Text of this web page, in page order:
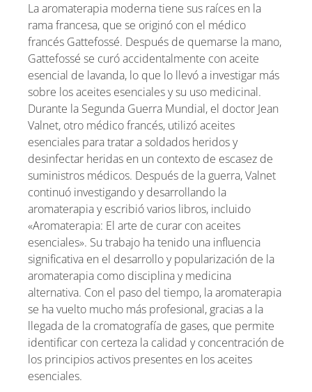
La aromaterapia moderna tiene sus raíces en la
rama francesa, que se originó con el médico
francés Gattefossé. Después de quemarse la mano,
Gattefossé se curó accidentalmente con aceite
esencial de lavanda, lo que lo llevó a investigar más
sobre los aceites esenciales y su uso medicinal.
Durante la Segunda Guerra Mundial, el doctor Jean
Valnet, otro médico francés, utilizó aceites
esenciales para tratar a soldados heridos y
desinfectar heridas en un contexto de escasez de
suministros médicos. Después de la guerra, Valnet
continuó investigando y desarrollando la
aromaterapia y escribió varios libros, incluido
«Aromaterapia: El arte de curar con aceites
esenciales». Su trabajo ha tenido una influencia
significativa en el desarrollo y popularización de la
aromaterapia como disciplina y medicina
alternativa. Con el paso del tiempo, la aromaterapia
se ha vuelto mucho más profesional, gracias a la
llegada de la cromatografía de gases, que permite
identificar con certeza la calidad y concentración de
los principios activos presentes en los aceites
esenciales.